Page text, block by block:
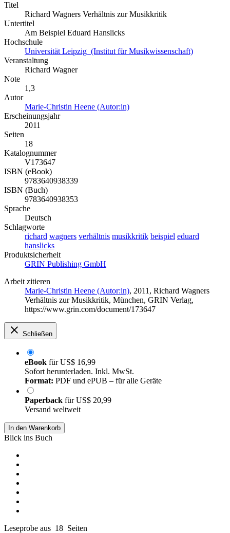
Titel
Richard Wagners Verhältnis zur Musikkritik
Untertitel
Am Beispiel Eduard Hanslicks
Hochschule
Universität Leipzig (Institut für Musikwissenschaft)
Veranstaltung
Richard Wagner
Note
1,3
Autor
Marie-Christin Heene (Autor:in)
Erscheinungsjahr
2011
Seiten
18
Katalognummer
V173647
ISBN (eBook)
9783640938339
ISBN (Buch)
9783640938353
Sprache
Deutsch
Schlagworte
richard wagners verhältnis musikkritik beispiel eduard
hanslicks
Produktsicherheit
GRIN Publishing GmbH
Arbeit zitieren
Marie-Christin Heene (Autor:in), 2011, Richard Wagners
Verhältnis zur Musikkritik, München, GRIN Verlag,
https://www.grin.com/document/173647
Schließen
eBook fürUS$ 16,99
Sofort herunterladen. Inkl. MwSt.
Format: PDF und ePUB – für alle Geräte
Paperback fürUS$ 20,99
Versand weltweit
In den Warenkorb
Blick ins Buch
Leseprobe aus 18 Seiten